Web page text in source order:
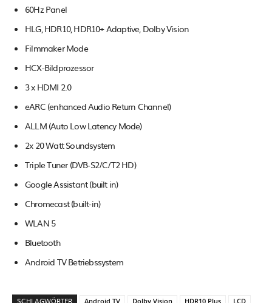
60Hz Panel
HLG, HDR10, HDR10+ Adaptive, Dolby Vision
Filmmaker Mode
HCX-Bildprozessor
3 x HDMI 2.0
eARC (enhanced Audio Return Channel)
ALLM (Auto Low Latency Mode)
2x 20 Watt Soundsystem
Triple Tuner (DVB-S2/C/T2 HD)
Google Assistant (built in)
Chromecast (built-in)
WLAN 5
Bluetooth
Android TV Betriebssystem
SCHLAGWÖRTER Android TV Dolby Vision HDR10 Plus LCD